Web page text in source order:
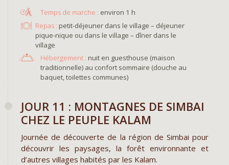
environ 1 h
Repas : petit-déjeuner dans le village – déjeuner
pique-nique ou dans le village – dîner dans le
village
Hébergement : nuit en guesthouse (maison
traditionnelle) au confort sommaire (douche au
baquet, toilettes communes)
​JOUR 11 : MONTAGNES DE SIMBAI
CHEZ LE PEUPLE KALAM
Journée de découverte de la région de Simbai pour
découvrir les paysages, la forêt environnante et
d’autres villages habités par les Kalam.